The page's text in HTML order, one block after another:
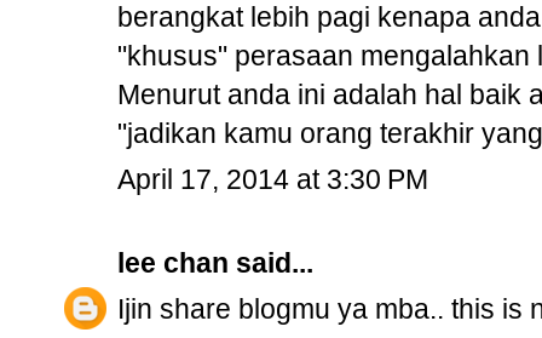
berangkat lebih pagi kenapa
"khusus" perasaan mengalahkan
Menurut anda ini adalah hal baik
"jadikan kamu orang terakhir
April 17, 2014 at 3:30 PM
lee chan said...
Ijin share blogmu ya mba.. this is